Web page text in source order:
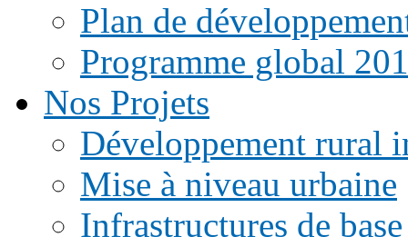
Plan de
Programme global
Nos Projets
Développement rural
Mise à niveau urbaine
Infrastructures de